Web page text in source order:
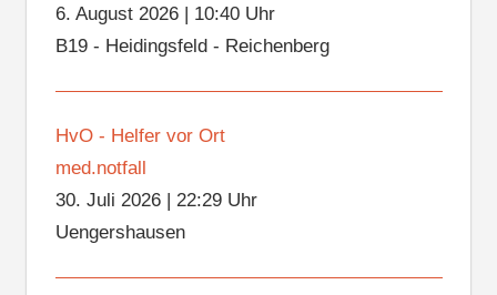
6. August 2026| 10:40 Uhr
B19 - Heidingsfeld - Reichenberg
HvO - Helfer vor Ort
med.notfall
30. Juli 2026| 22:29 Uhr
Uengershausen